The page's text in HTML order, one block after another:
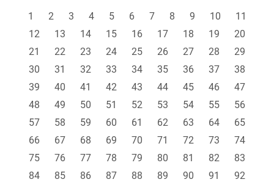
1
2 3 4 5 6 7 8 9 10
11
12
13 14 15 16 17 18 19
20
21
22 23 24 25 26 27 28
29
30
31 32 33 34 35 36 37
38
39
40 41 42 43 44 45 46
47
48
49 50 51 52 53 54 55
56
57
58 59 60 61 62 63 64
65
66
67 68 69 70 71 72 73
74
75
76 77 78 79 80 81 82
83
84
85 86 87 88 89 90 91
92